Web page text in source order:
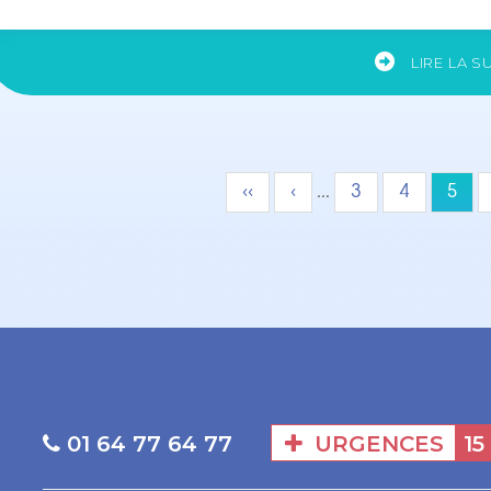
LIRE LA
Première
page
‹‹
Page
précédente
‹ … Page
3 Page
4 Page
5
01 64 77 64 77 URGENCES 15